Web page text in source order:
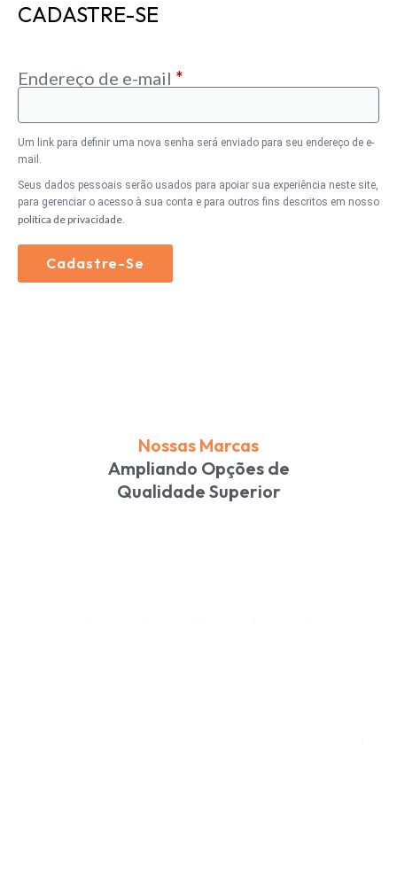
CADASTRE-SE
Endereço de e-mail *
Um link para definir uma nova senha será enviado para seu endereço de e-
mail.
Seus dados pessoais serão usados ​​para apoiar sua experiência neste site,
para gerenciar o acesso à sua conta e para outros fins descritos em nosso
política de privacidade.
Cadastre-Se
Nossas Marcas
Ampliando Opções de
Qualidade Superior